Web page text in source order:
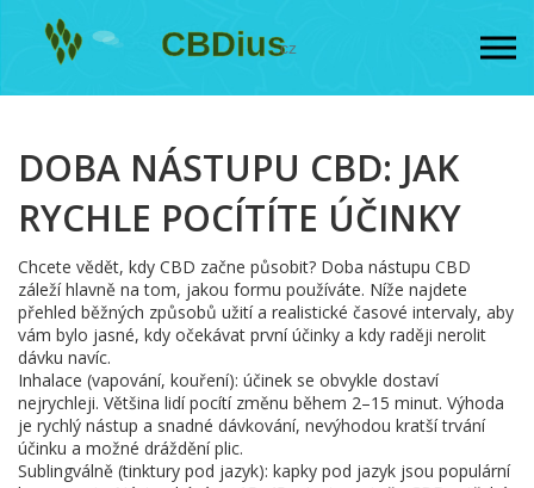
DOBA NÁSTUPU CBD: JAK
RYCHLE POCÍTÍTE ÚČINKY
Chcete vědět, kdy CBD začne působit? Doba nástupu CBD
záleží hlavně na tom, jakou formu používáte. Níže najdete
přehled běžných způsobů užití a realistické časové intervaly, aby
vám bylo jasné, kdy očekávat první účinky a kdy raději nerolit
dávku navíc.
Inhalace (vapování, kouření): účinek se obvykle dostaví
nejrychleji. Většina lidí pocítí změnu během 2–15 minut. Výhoda
je rychlý nástup a snadné dávkování, nevýhodou kratší trvání
účinku a možné dráždění plic.
Sublingválně (tinktury pod jazyk): kapky pod jazyk jsou populární